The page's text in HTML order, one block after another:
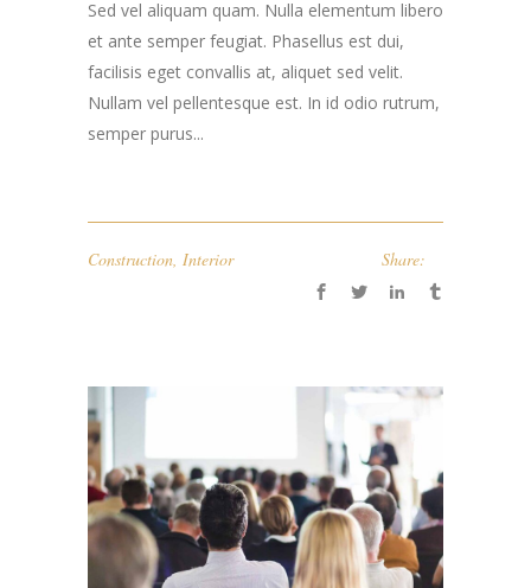
Sed vel aliquam quam. Nulla elementum libero
et ante semper feugiat. Phasellus est dui,
facilisis eget convallis at, aliquet sed velit.
Nullam vel pellentesque est. In id odio rutrum,
semper purus...
Construction, Interior Share: